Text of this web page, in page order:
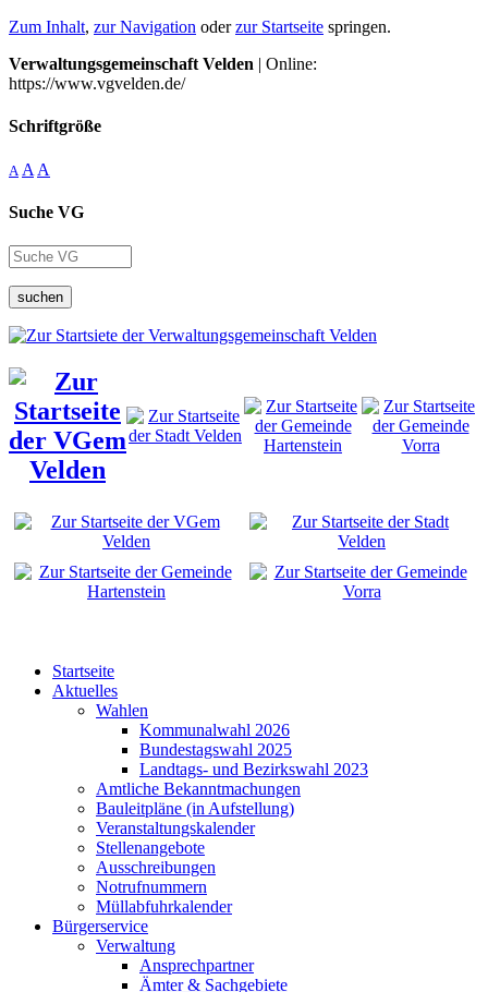
Zum Inhalt, zur Navigation oderzur Startseite springen.
Verwaltungsgemeinschaft Velden | Online:
https://www.vgvelden.de/
Schriftgröße
A A A
Suche VG
suchen
Startseite
Aktuelles
Wahlen
Kommunalwahl 2026
Bundestagswahl 2025
Landtags- und Bezirkswahl 2023
Amtliche Bekanntmachungen
Bauleitpläne (in Aufstellung)
Veranstaltungskalender
Stellenangebote
Ausschreibungen
Notrufnummern
Müllabfuhrkalender
Bürgerservice
Verwaltung
Ansprechpartner
Ämter & Sachgebiete